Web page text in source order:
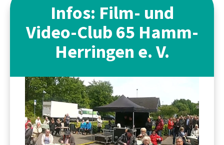
Infos: Film- und
Video-Club 65 Hamm-
Herringen e. V.